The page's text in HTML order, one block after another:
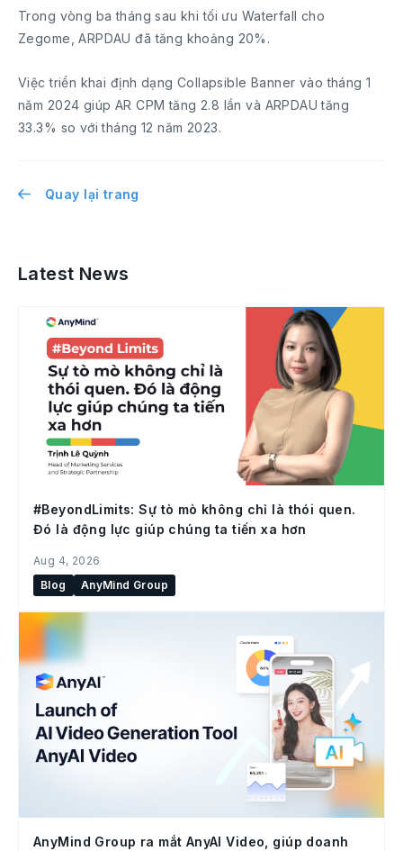
Trong vòng ba tháng sau khi tối ưu Waterfall cho
Zegome, ARPDAU đã tăng khoảng 20%.
Việc triển khai định dạng Collapsible Banner vào tháng 1
năm 2024 giúp AR CPM tăng 2.8 lần và ARPDAU tăng
33.3% so với tháng 12 năm 2023.
Quay lại trang
Latest News
#BeyondLimits: Sự tò mò không chỉ là thói quen.
Đó là động lực giúp chúng ta tiến xa hơn
Aug 4, 2026
Blog
AnyMind Group
AnyMind Group ra mắt AnyAI Video, giúp doanh